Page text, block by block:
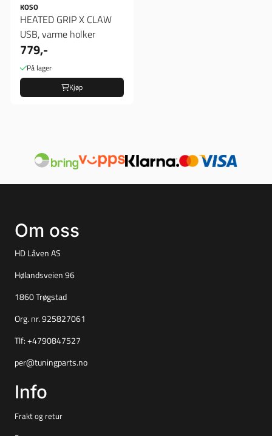
KOSO
HEATED GRIP X CLAW
USB, varme holker
779,-
På lager
Kjøp
Om oss
HD Låven AS
Hølandsveien 96
1860 Trøgstad
Org. nr. 925827061
Tlf: +4790847527
per@tuningparts.no
Info
Frakt og retur